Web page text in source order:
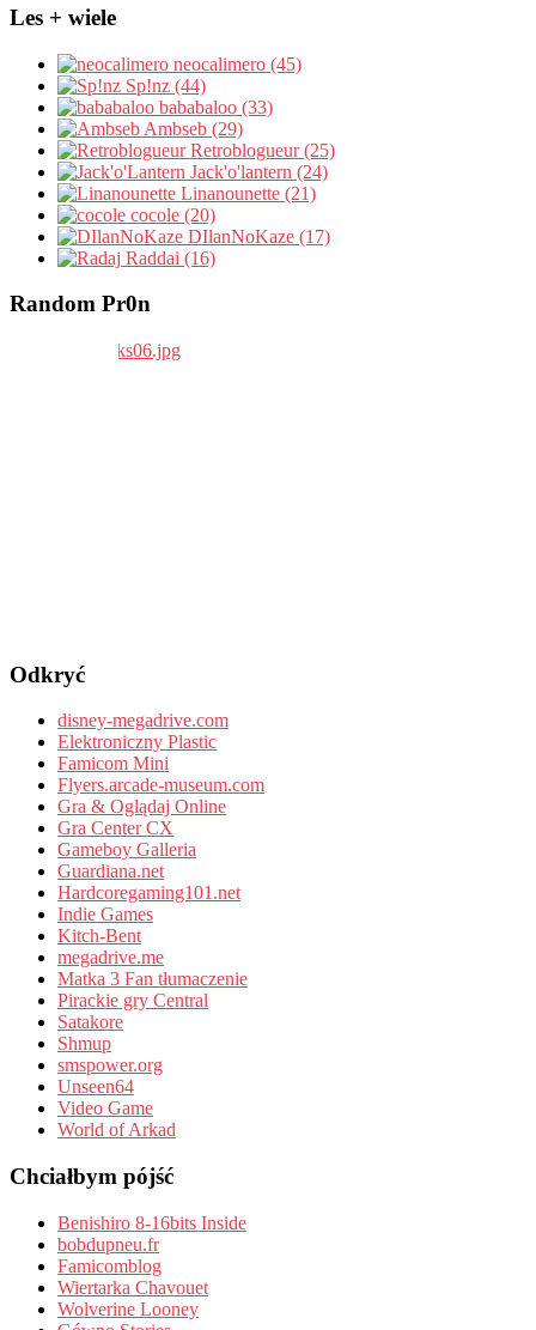
Les + wiele
neocalimero (45)
Sp!nz (44)
bababaloo (33)
Ambseb (29)
Retroblogueur (25)
Jack'o'lantern (24)
Linanounette (21)
cocole (20)
DIlanNoKaze (17)
Raddai (16)
Random Pr0n
Odkryć
disney-megadrive.com
Elektroniczny Plastic
Famicom Mini
Flyers.arcade-museum.com
Gra & Oglądaj Online
Gra Center CX
Gameboy Galleria
Guardiana.net
Hardcoregaming101.net
Indie Games
Kitch-Bent
megadrive.me
Matka 3 Fan tłumaczenie
Pirackie gry Central
Satakore
Shmup
smspower.org
Unseen64
Video Game
World of Arkad
Chciałbym pójść
Benishiro 8-16bits Inside
bobdupneu.fr
Famicomblog
Wiertarka Chavouet
Wolverine Looney